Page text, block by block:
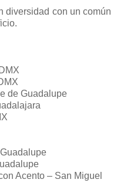
diversidad con un común
de Guadalupe
Acento – San Miguel